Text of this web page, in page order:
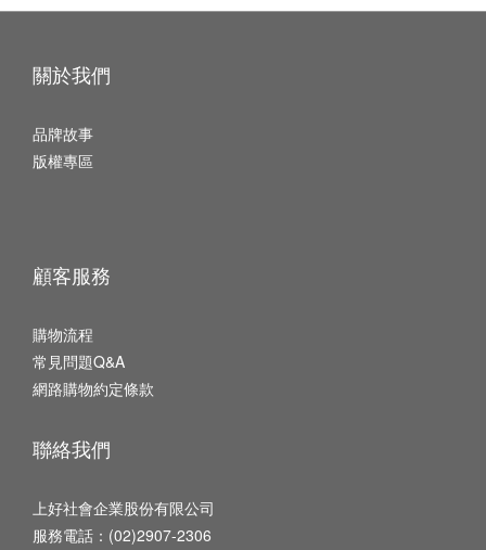
關於我們
品牌故事
版權專區
顧客服務
購物流程
常見問題Q&A
網路購物約定條款
聯絡我們
上好社會企業股份有限公司
服務電話：(02)2907-2306